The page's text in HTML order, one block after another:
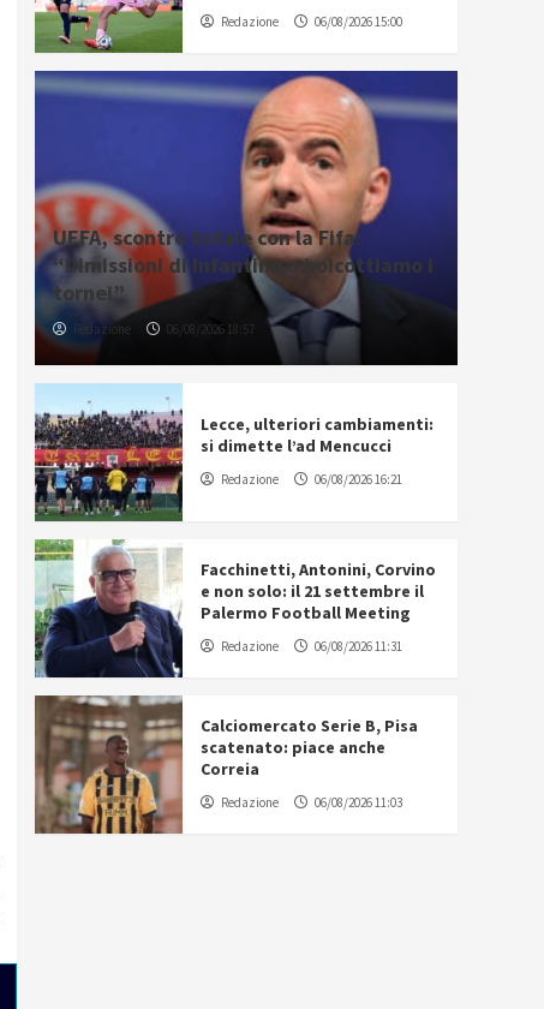
Redazione 06/08/2026 15:00
UEFA, scontro totale con la Fifa:
“Dimissioni di Infantino o boicottiamo i
tornei”
Redazione 06/08/2026 18:57
Lecce, ulteriori cambiamenti:
si dimette l’ad Mencucci
Redazione 06/08/2026 16:21
Facchinetti, Antonini, Corvino
e non solo: il 21 settembre il
Palermo Football Meeting
Redazione 06/08/2026 11:31
Calciomercato Serie B, Pisa
scatenato: piace anche
Correia
Redazione 06/08/2026 11:03